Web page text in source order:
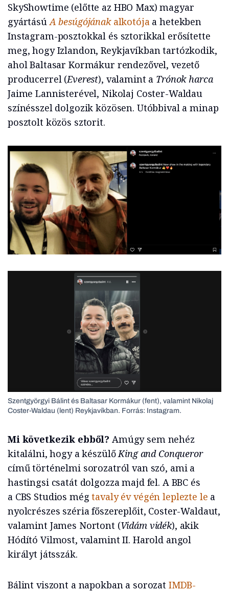
SkyShowtime (előtte az HBO Max) magyar
gyártásúA besúgójának alkotójaa hetekben
Instagram-posztokkal és sztorikkal erősítette
meg, hogy Izlandon, Reykjavíkban tartózkodik,
ahol Baltasar Kormákur rendezővel, vezető
producerrel (Everest), valamint a Trónok harca
Jaime Lannisterével, Nikolaj Coster-Waldau
színésszel dolgozik közösen. Utóbbival a minap
posztolt közös sztorit.
Szentgyörgyi Bálint és Baltasar Kormákur (fent), valamint Nikolaj
Coster-Waldau (lent) Reykjavíkban. Forrás: Instagram.
Mi következik ebből? Amúgy sem nehéz
kitalálni, hogy a készülő King and Conqueror
című történelmi sorozatról van szó, ami a
hastingsi csatát dolgozza majd fel. A BBC és
a CBS Studios mégtavaly év végén leplezte le a
nyolcrészes széria főszereplőit, Coster-Waldaut,
valamint James Nortont (Vidám vidék), akik
Hódító Vilmost, valamint II. Harold angol
királyt játsszák.
Bálint viszont a napokban a sorozat IMDB-